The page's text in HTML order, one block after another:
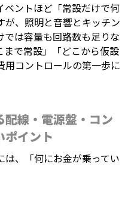
ントほど「常設だけで何
が、照明と音響とキッチン
では容量も回路数も足りな
まで常設」「どこから仮設
用コントロールの第一歩に
線・電源盤・コン
ポイント
、「何にお金が乗ってい